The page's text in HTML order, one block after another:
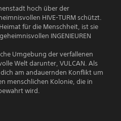
hoch über der
HIVE-TURM schützt.
für die Menschheit, ist sie
INGENIEUREN
Umgebung der verfallenen
Welt darunter, VULCAN. Als
dich am andauernden Konflikt um
menschlichen Kolonie, die in
wird.